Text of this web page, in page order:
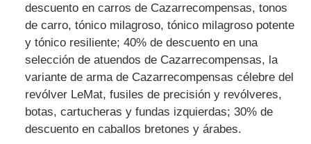
descuento en carros de Cazarrecompensas, tonos
de carro, tónico milagroso, tónico milagroso potente
y tónico resiliente; 40% de descuento en una
selección de atuendos de Cazarrecompensas, la
variante de arma de Cazarrecompensas célebre del
revólver LeMat, fusiles de precisión y revólveres,
botas, cartucheras y fundas izquierdas; 30% de
descuento en caballos bretones y árabes.